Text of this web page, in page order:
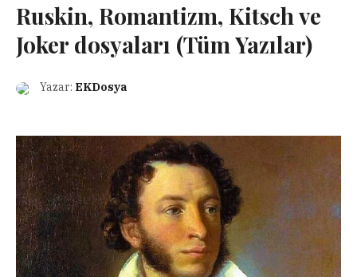
Ruskin, Romantizm, Kitsch ve
Joker dosyaları (Tüm Yazılar)
Yazar: EKDosya